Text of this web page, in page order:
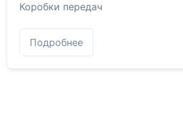
Коробки передач
Подробнее